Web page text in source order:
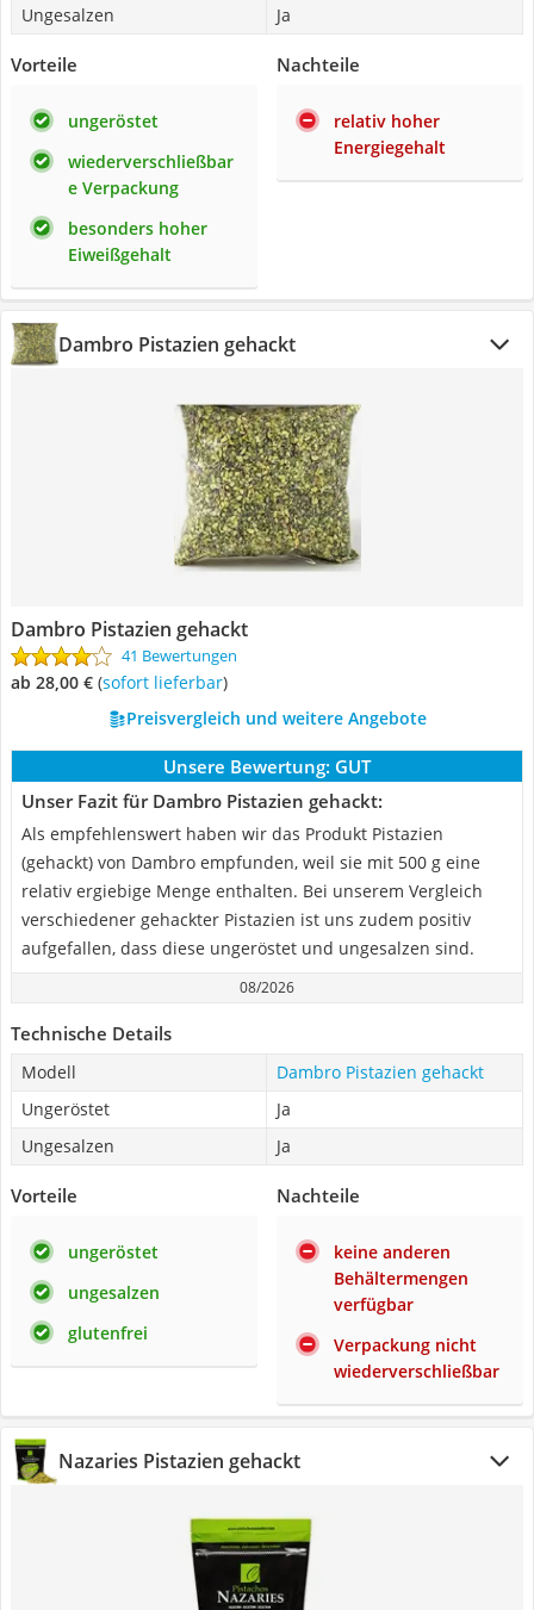
Ungesalzen Ja
Vorteile
ungeröstet
wiederverschließbar
e Verpackung
besonders hoher
Eiweißgehalt
Nachteile
relativ hoher
Energiegehalt
Dambro Pistazien gehackt
Dambro Pistazien gehackt
41 Bewertungen
ab 28,00 € ( Sofort lieferbar)
Preisvergleich und weitere Angebote
Unsere Bewertung: GUT
Unser Fazit für Dambro Pistazien gehackt:
Als empfehlenswert haben wir das Produkt Pistazien
(gehackt) von Dambro empfunden, weil sie mit 500 g eine
relativ ergiebige Menge enthalten. Bei unserem Vergleich
verschiedener gehackter Pistazien ist uns zudem positiv
aufgefallen, dass diese ungeröstet und ungesalzen sind.
08/2026
Technische Details
Modell
Dambro Pistazien gehackt
Ungeröstet
Ja
Ungesalzen
Ja
Vorteile
ungeröstet
ungesalzen
glutenfrei
Nachteile
keine anderen
Behältermengen
verfügbar
Verpackung nicht
wiederverschließbar
Nazaries Pistazien gehackt